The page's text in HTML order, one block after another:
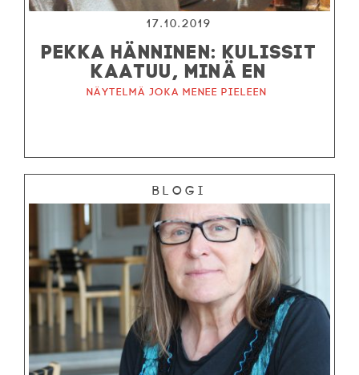
17.10.2019
PEKKA HÄNNINEN: KULISSIT
KAATUU, MINÄ EN
Näytelmä joka menee pieleen
Blogi